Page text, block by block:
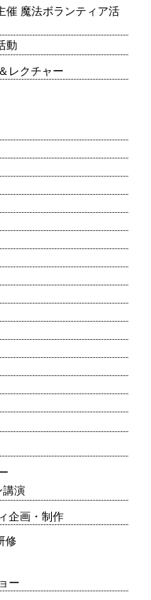
催 魔法ボランティア活
動
レクチャー
講演
企画・制作
修
ー